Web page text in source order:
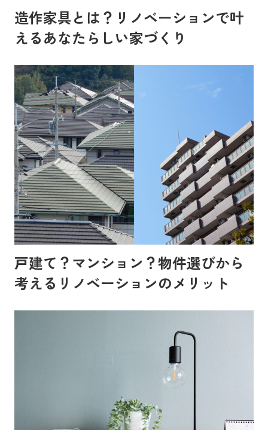
造作家具とは？リノベーションで叶
えるあなたらしい家づくり
戸建て？マンション？物件選びから
考えるリノベーションのメリット